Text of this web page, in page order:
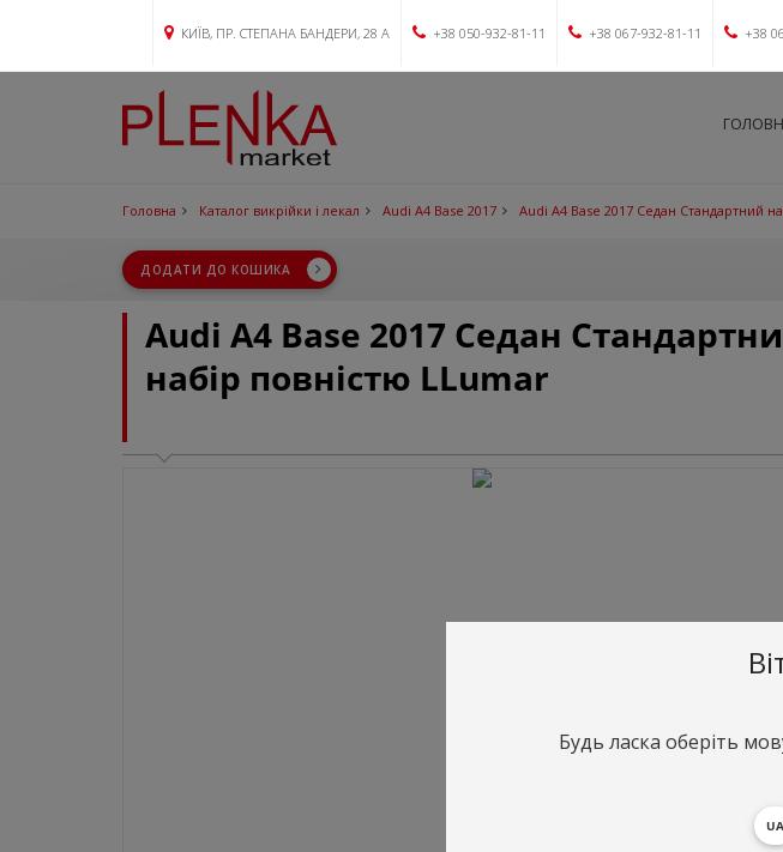
КИЇВ, ПР. СТЕПАНА БАНДЕРИ, 28 А +38 050-932-81-11 +38 067-932-81-11 +38
Головна Каталог викрійки і лекал Audi A4 Base 2017 Audi A4 Base 2017 Седан Стандартний
ДОДАТИ ДО КОШИКА
Audi A4 Base 2017 Седан
набір повністю LLumar
Будь ласка оберіть
UA